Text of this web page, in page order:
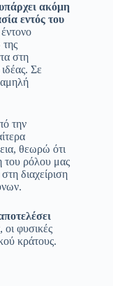
ακόμη
εντός του
στη
Σε
την
θεωρώ ότι
του ρόλου μας
διαχείριση
οι φυσικές
κράτους.